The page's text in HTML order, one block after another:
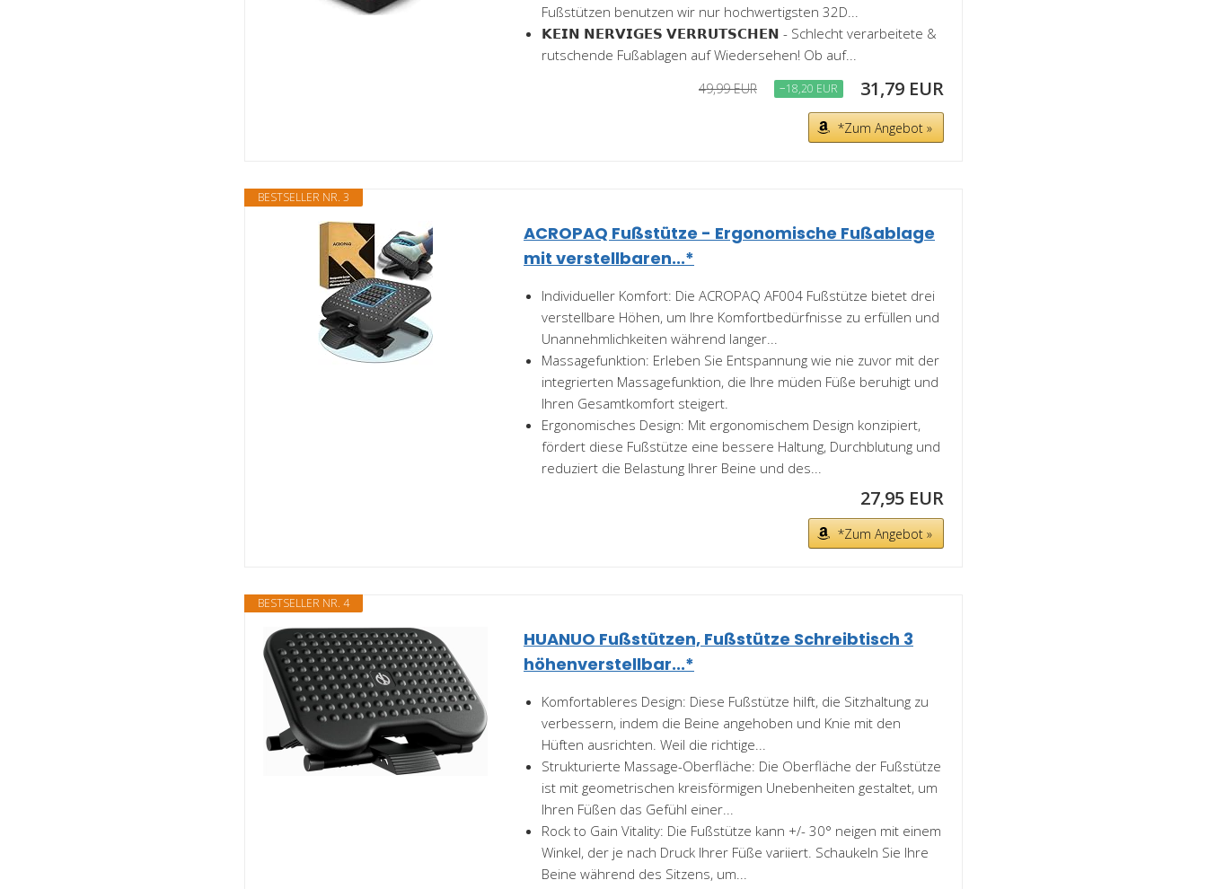
Fußstützen benutzen wir nur hochwertigsten 32D...
𝗞𝗘𝗜𝗡 𝗡𝗘𝗥𝗩𝗜𝗚𝗘𝗦 𝗩𝗘𝗥𝗥𝗨𝗧𝗦𝗖𝗛𝗘𝗡 - Schlecht verarbeitete &
rutschende Fußablagen auf Wiedersehen! Ob auf...
49,99 EUR −18,20 EUR 31,79 EUR
*Zum Angebot »
BESTSELLER NR. 3
ACROPAQ Fußstütze - Ergonomische Fußablage
mit verstellbaren...*
Individueller Komfort: Die ACROPAQ AF004 Fußstütze bietet drei
verstellbare Höhen, um Ihre Komfortbedürfnisse zu erfüllen und
Unannehmlichkeiten während langer...
Massagefunktion: Erleben Sie Entspannung wie nie zuvor mit der
integrierten Massagefunktion, die Ihre müden Füße beruhigt und
Ihren Gesamtkomfort steigert.
Ergonomisches Design: Mit ergonomischem Design konzipiert,
fördert diese Fußstütze eine bessere Haltung, Durchblutung und
reduziert die Belastung Ihrer Beine und des...
27,95 EUR
*Zum Angebot »
BESTSELLER NR. 4
HUANUO Fußstützen, Fußstütze Schreibtisch 3
höhenverstellbar...*
Komfortableres Design: Diese Fußstütze hilft, die Sitzhaltung zu
verbessern, indem die Beine angehoben und Knie mit den
Hüften ausrichten. Weil die richtige...
Strukturierte Massage-Oberfläche: Die Oberfläche der Fußstütze
ist mit geometrischen kreisförmigen Unebenheiten gestaltet, um
Ihren Füßen das Gefühl einer...
Rock to Gain Vitality: Die Fußstütze kann +/- 30° neigen mit einem
Winkel, der je nach Druck Ihrer Füße variiert. Schaukeln Sie Ihre
Beine während des Sitzens, um...